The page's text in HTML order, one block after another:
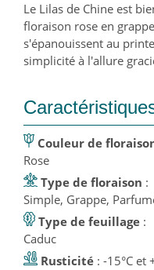
Le Lilas de Chine est
floraison rose en
s'épanouissent au
simplicité à l'allure
Couleur de
Rose
Type de floraison :
Simple, Grappe,
Type de feuillage :
Caduc
Rusticité : -15°C et